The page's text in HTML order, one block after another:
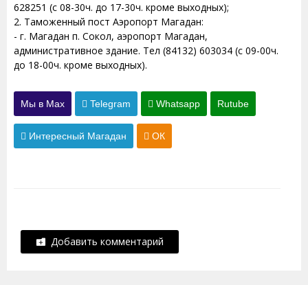
628251 (с 08-30ч. до 17-30ч. кроме выходных);
2. Таможенный пост Аэропорт Магадан:
- г. Магадан п. Сокол, аэропорт Магадан,
административное здание. Тел (84132) 603034 (с 09-00ч.
до 18-00ч. кроме выходных).
Мы в Max Telegram Whatsapp Rutube
Интересный Магадан ОК
Добавить комментарий